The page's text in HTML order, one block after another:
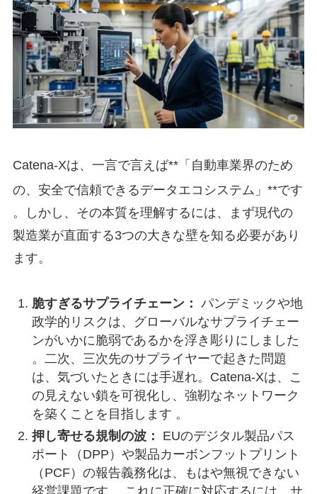
Catena-Xは、一言で言えば**「自動車業界のため
の、安全で信頼できるデータエコシステム」**です
。しかし、その本質を理解するには、まず現代の
製造業が直面する3つの大きな壁を知る必要があり
ます。
脆すぎるサプライチェーン： パンデミックや地
政学的リスクは、グローバルなサプライチェー
ンがいかに脆弱であるかを浮き彫りにしました
。二次、三次先のサプライヤーで起きた問題
は、気づいたときには手遅れ。Catena-Xは、こ
の見えない鎖を可視化し、強靭なネットワーク
を築くことを目指します 。
押し寄せる規制の波：
EUのデジタル製品パス
ポート（DPP）や製品カーボンフットプリント
（PCF）の報告義務化は、もはや無視できない
経営課題です 。これに正確に対応するには、サ